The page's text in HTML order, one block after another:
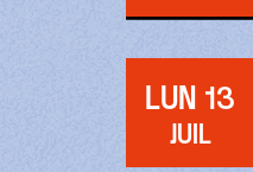
LUN 13
JUIL